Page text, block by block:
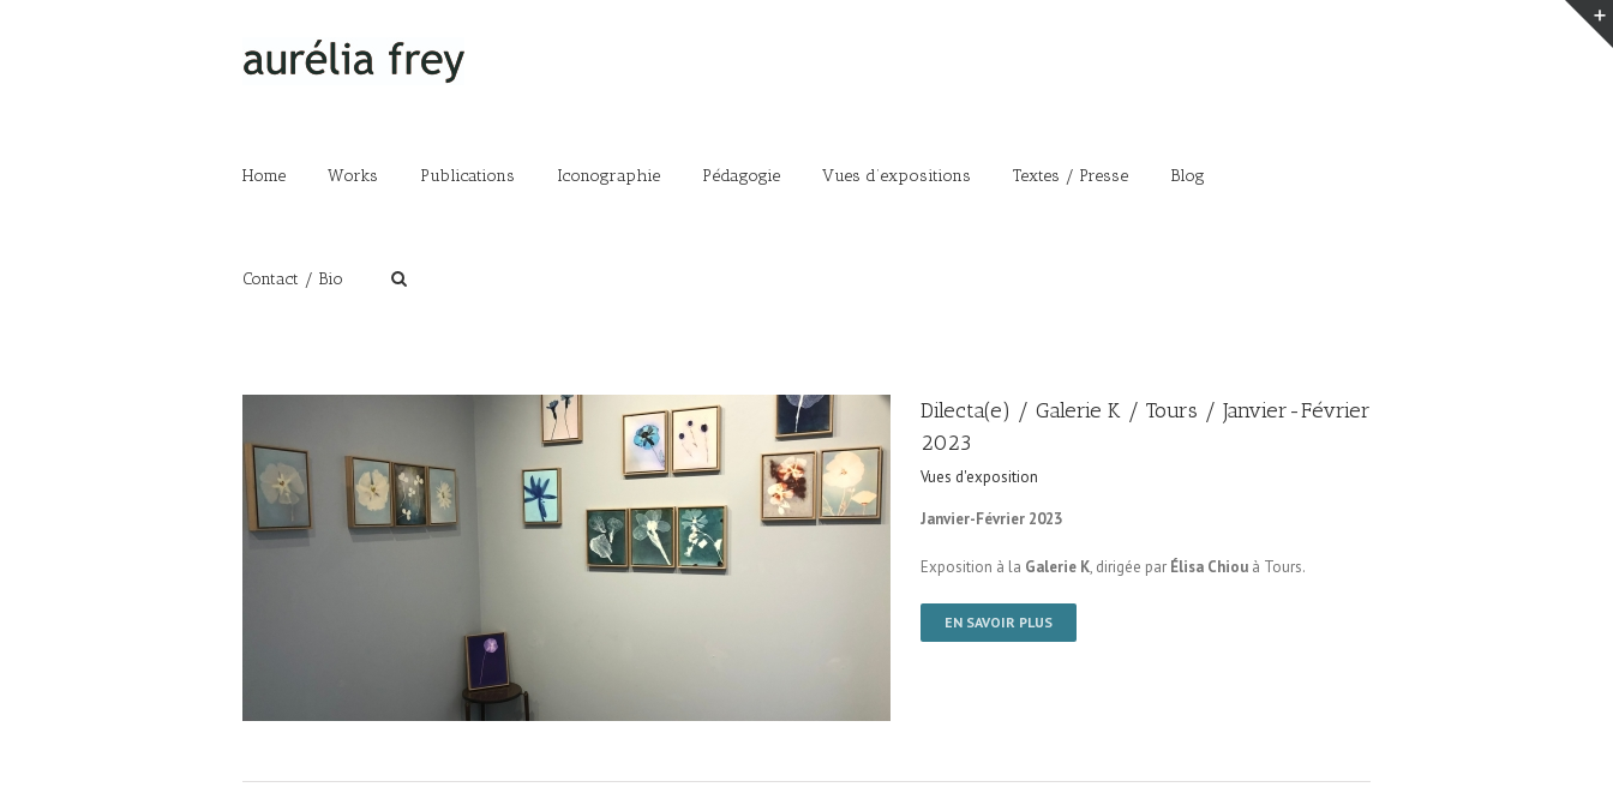
Home Works Publications Iconographie Pédagogie Vues d’expositions Textes / Presse Blog
Contact / Bio
Dilecta(e) / Galerie K / Tours / Janvier-Février
2023
Vues d'exposition
Janvier-Février 2023
Exposition à la Galerie K, dirigée par Élisa Chiou à Tours.
EN SAVOIR PLUS